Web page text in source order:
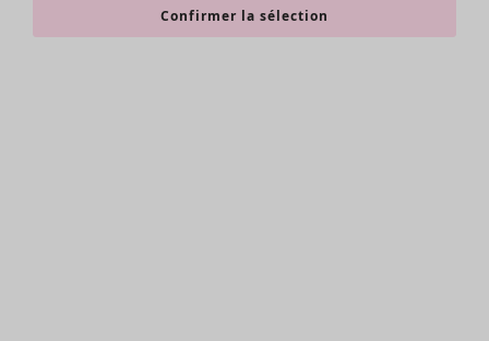
Confirmer la sélection